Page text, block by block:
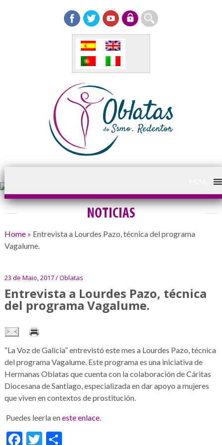
NOTICIAS
Home» Entrevista a Lourdes Pazo, técnica del programa
Vagalume.
23 de Maio, 2017 / Oblatas
Entrevista a Lourdes Pazo, técnica
del programa Vagalume.
“La Voz de Galicia” entrevistó este mes a Lourdes Pazo, técnica
del programa Vagalume. Este programa es una iniciativa de
Hermanas Oblatas que cuenta con la colaboración de Cáritas
Diocesana de Santiago, especializada en dar apoyo a mujeres
que viven en contextos de prostitución.
Puedes leerla eneste enlace.
Facebook
Twitter
Share